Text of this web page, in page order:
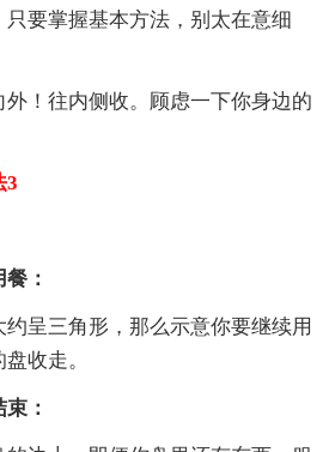
要掌握基本方法，别太在意细
！往内侧收。顾虑一下你身边的
：
呈三角形，那么示意你要继续用
收走。
：